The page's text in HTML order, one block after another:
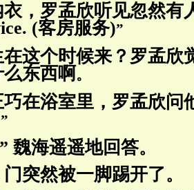
衣，罗孟欣听见忽然有
(客房服务)”
这个时候来？罗孟欣
么东西啊。
在浴室里，罗孟欣问
魏海遥遥地回答。
突然被一脚踢开了。